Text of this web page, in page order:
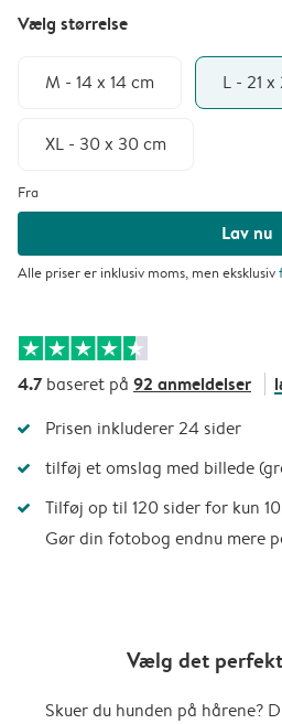
Vælg størrelse
M - 14 x 14 cm L - 21 x
XL - 30 x 30 cm
Fra
Lav nu
Alle priser er inklusiv moms, men eksklusiv
4.7 baseret på 92 anmeldelser
Prisen inkluderer 24 sider
tilføj et omslag med billede
Tilføj op til 120 sider for kun
Gør din fotobog endnu mere
Vælg det
Skuer du hunden på hårene?